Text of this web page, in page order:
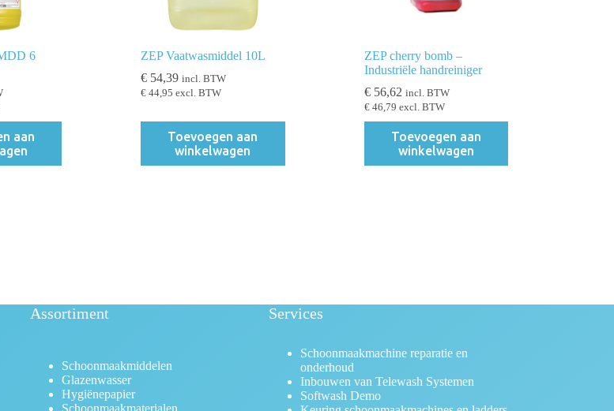
6
aan
ZEP Vaatwasmiddel 10L
€ 54,39 incl. BTW
€ 44,95 excl. BTW
Toevoegen aan
winkelwagen
ZEP cherry bomb –
Industriële handreiniger
€56,62 incl. BTW
€46,79 excl. BTW
Toevoegen aan
winkelwagen
Assortiment
Schoonmaakmiddelen
Glazenwasser
Hygiënepapier
Schoonmaakmaterialen
Services
Schoonmaakmachine reparatie en
onderhoud
Inbouwen van Telewash Systemen
Softwash Demo